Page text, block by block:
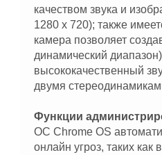
качеством звука и
1280 x 720); также
камера позволяет
динамический
высококачественный
двумя
Функции
ОС Chrome OS
онлайн угроз, таких